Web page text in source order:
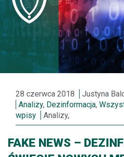
28 czerwca 2018
Justyna
Analizy, Dezinformacja,
wpisy
Analizy,
FAKE NEWS –